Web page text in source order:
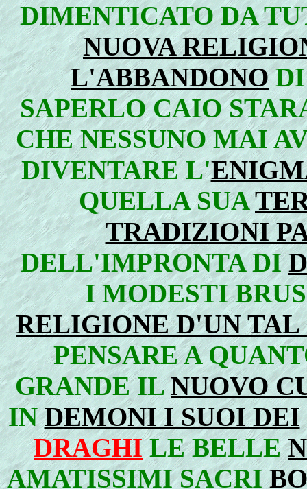
DIMENTICATO DA
NUOVA
L'ABBANDONODI
SAPERLO CAIO
CHE NESSUNO MAI
DIVENTARE L'
QUELLA SUA
TRADIZIONI
DELL'IMPRONTA DI
I MODESTI
RELIGIONE D'UN TAL
PENSARE A
GRANDE ILNUOVO
INDEMONI I SUOI DEI
DRAGHILE BELLE
AMATISSIMI SACRI